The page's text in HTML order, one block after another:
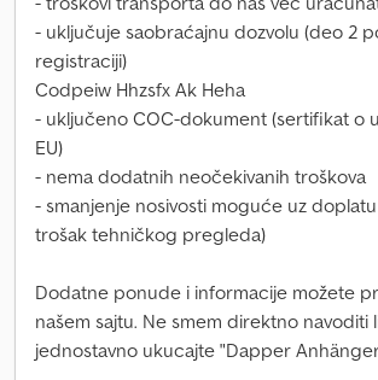
- uključuje saobraćajnu dozvolu (deo 2
registraciji)
Codpeiw Hhzsfx Ak Heha
- uključeno COC-dokument (sertifikat o
EU)
- nema dodatnih neočekivanih troškova
- smanjenje nosivosti moguće uz
trošak tehničkog pregleda)
Dodatne ponude i informacije možete
našem sajtu. Ne smem direktno navoditi
jednostavno ukucajte "Dapper